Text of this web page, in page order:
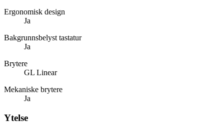
Ergonomisk design
Ja
Bakgrunnsbelyst tastatur
Ja
Brytere
GL Linear
Mekaniske brytere
Ja
Ytelse